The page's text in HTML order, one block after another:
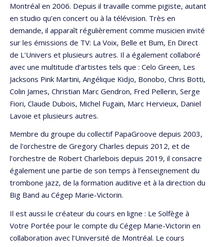
Montréal en 2006. Depuis il travaille comme pigiste, autant
en studio qu’en concert ou à la télévision. Très en
demande, il apparaît régulièrement comme musicien invité
sur les émissions de TV: La Voix, Belle et Bum, En Direct
de L'Univers et plusieurs autres. Il a également collaboré
avec une multitude d’artistes tels que : Celo Green, Les
Jacksons Pink Martini, Angélique Kidjo, Bonobo, Chris Botti,
Colin James, Christian Marc Gendron, Fred Pellerin, Serge
Fiori, Claude Dubois, Michel Fugain, Marc Hervieux, Daniel
Lavoie et plusieurs autres.
Membre du groupe du collectif PapaGroove depuis 2003,
de l'orchestre de Gregory Charles depuis 2012, et de
l’orchestre de Robert Charlebois depuis 2019, il consacre
également une partie de son temps à l’enseignement du
trombone jazz, de la formation auditive et à la direction du
Big Band au Cégep Marie-Victorin.
Il est aussi le créateur du cours en ligne : Le Solfège à
Votre Portée pour le compte du Cégep Marie-Victorin en
collaboration avec l’Université de Montréal. Le cours